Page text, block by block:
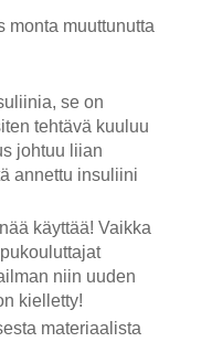
monta muuttunutta
se on
tehtävä kuuluu
johtuu liian
annettu insuliini
käyttää! Vaikka
niin uuden
kielletty!
materiaalista